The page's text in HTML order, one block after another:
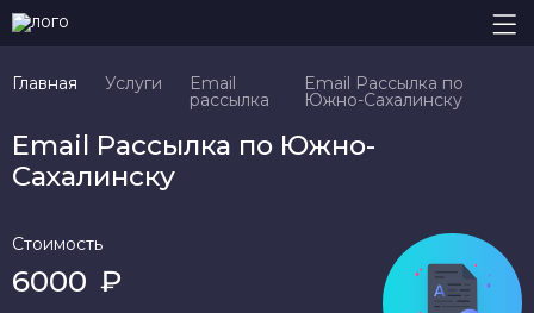
Главная Услуги Email
рассылка
Email Рассылка по
Южно-Сахалинску
Email Рассылка по Южно-
Сахалинску
Стоимость
6000 ₽